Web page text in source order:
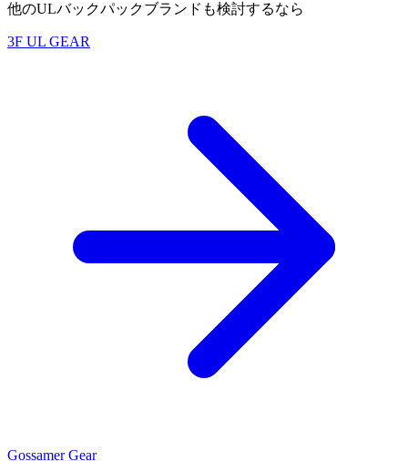
他のULバックパックブランドも検討するなら
3F UL GEAR
Gossamer Gear